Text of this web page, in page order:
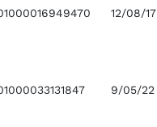
12/08/17
9/05/22